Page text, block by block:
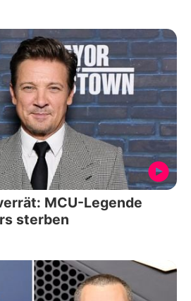
MCU-Legende
sterben